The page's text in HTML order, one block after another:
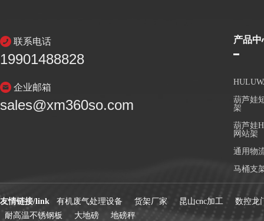
联系电话
19901488828
企业邮箱
sales@xm360so.com
产品中
葫芦娃
架
葫芦娃
网站架
通用物
马桶支
友情链接/link 有机废气处理设备 货架厂家 昆山cnc加工
数控龙
耐高温不锈钢板
大地磅 地磅秤